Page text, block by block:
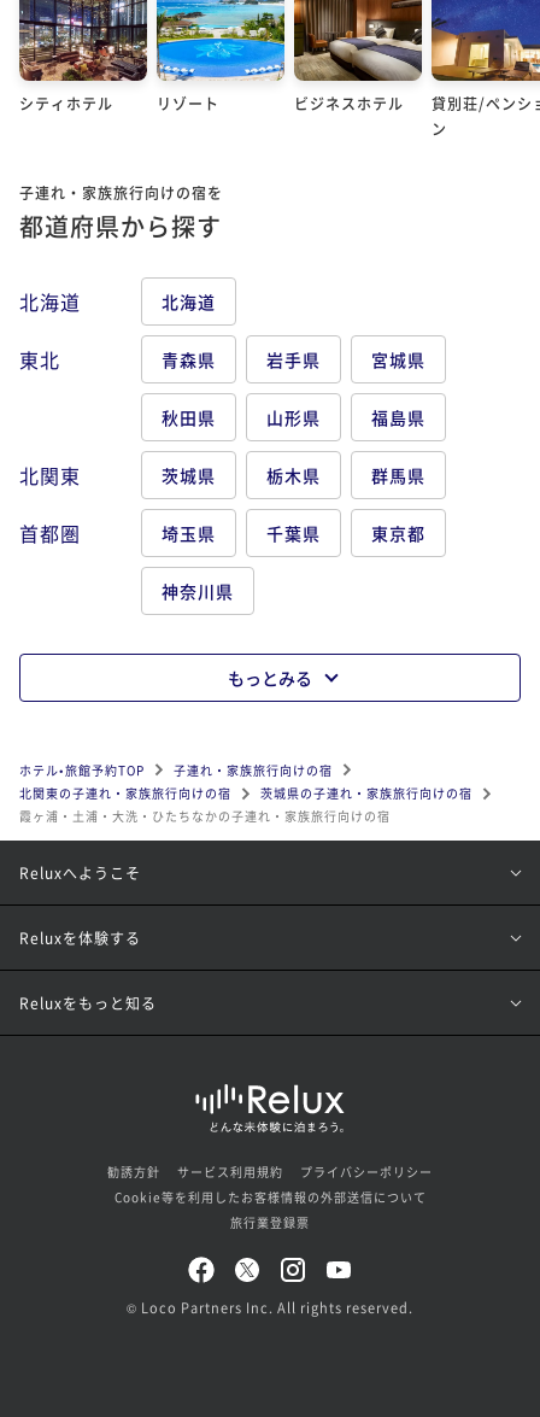
シティホテル リゾート ビジネスホテル
貸別荘/ペンシ
ン
子連れ・家族旅行向けの宿を
都道府県から探す
北海道 北海道
東北 青森県 岩手県 宮城県
秋田県 山形県 福島県
北関東 茨城県 栃木県 群馬県
首都圏 埼玉県 千葉県 東京都
神奈川県
もっとみる
ホテル•旅館予約TOP
子連れ・家族旅行向けの宿
北関東の子連れ・家族旅行向けの宿
茨城県の子連れ・家族旅行向けの宿
霞ヶ浦・土浦・大洗・ひたちなかの子連れ・家族旅行向けの宿
Reluxへようこそ
Reluxを体験する
Reluxをもっと知る
勧誘方針 サービス利用規約
プライバシーポリシー
Cookie等を利用したお客様情報の外部送信について
旅行業登録票
© Loco Partners Inc. All rights reserved.